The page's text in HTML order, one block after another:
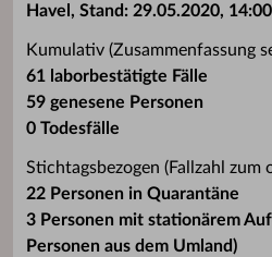
Havel, Stand: 29.05.2020,
Kumulativ (Zusammenfassung
61 laborbestätigte Fälle‬
‪59 genesene Personen
0 Todesfälle‬
Stichtagsbezogen (Fallzahl zum
22 Personen in Quarantäne
3 Personen mit stationärem
Personen aus dem Umland)